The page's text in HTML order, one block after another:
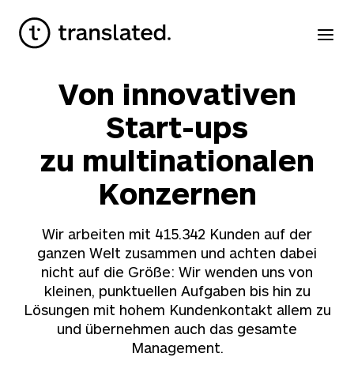
Von innovativen
Start-ups
zu multinationalen
Konzernen
Wir arbeiten mit 415.342 Kunden auf der
ganzen Welt zusammen und achten dabei
nicht auf die Größe: Wir wenden uns von
kleinen, punktuellen Aufgaben bis hin zu
Lösungen mit hohem Kundenkontakt allem zu
und übernehmen auch das gesamte
Management.